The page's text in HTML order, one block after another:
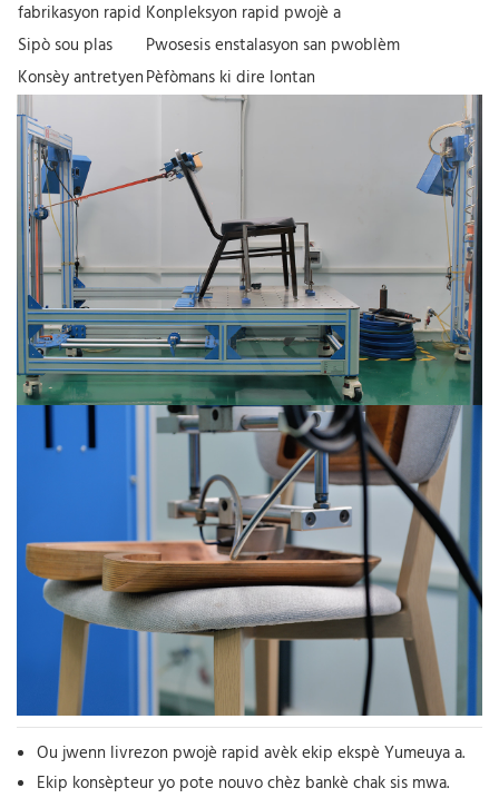
fabrikasyon rapid Konpleksyon rapid pwojè a
Sipò sou plas
Pwosesis enstalasyon san pwoblèm
Konsèy antretyenPèfòmans ki dire lontan
Ou jwenn livrezon pwojè rapid avèk ekip ekspè Yumeuya a.
Ekip konsèpteur yo pote nouvo chèz bankè chak sis mwa.